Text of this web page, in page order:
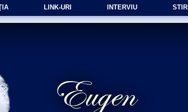
LINK-URI INTERVIU STIRI